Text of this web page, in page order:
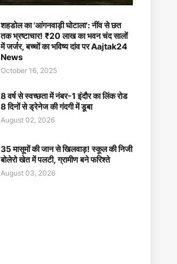
शहडोल का 'आंगनवाड़ी घोटाला': नींव से छत
तक भ्रष्टाचार! ₹20 लाख का भवन चंद सालों
में जर्जर, बच्चों का भविष्य दांव पर Aajtak24
News
October 16, 2025
8 वर्ष से स्वच्छता में नंबर-1 इंदौर का लिंक रोड
8 दिनों से ड्रेनेज की गंदगी में डूबा
August 02, 2026
35 मासूमों की जान से खिलवाड़! स्कूल की निजी
बोलेरो खेत में पलटी, ग्रामीण बने फरिश्ते
August 03, 2026